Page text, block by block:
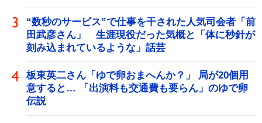
“数秒のサービス”で仕事を干された人気司会者「前
田武彦さん」 生涯現役だった気概と「体に秒針が
刻み込まれているような」話芸
板東英二さん「ゆで卵おまへんか？」 局が20個用
意すると… 「出演料も交通費も要らん」のゆで卵
伝説